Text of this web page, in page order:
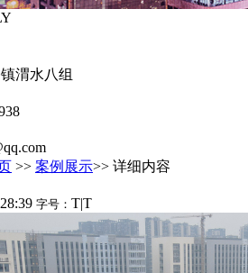
渭水八组
>> 案例展示>> 详细内容
字号： T|T